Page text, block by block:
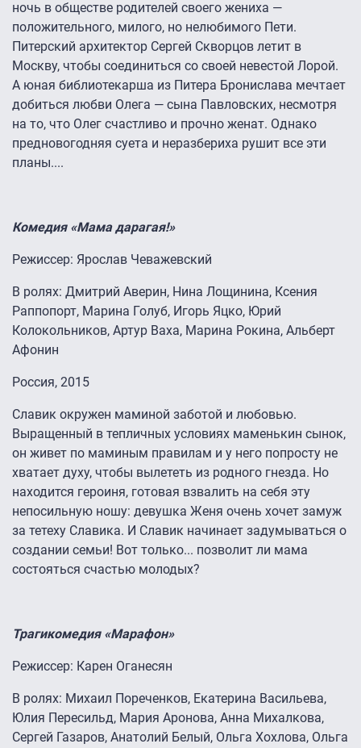
ночь в обществе родителей своего жениха —
положительного, милого, но нелюбимого Пети.
Питерский архитектор Сергей Скворцов летит в
Москву, чтобы соединиться со своей невестой Лорой.
А юная библиотекарша из Питера Бронислава мечтает
добиться любви Олега — сына Павловских, несмотря
на то, что Олег счастливо и прочно женат. Однако
предновогодняя суета и неразбериха рушит все эти
планы....
Комедия «Мама дарагая!»
Режиссер: Ярослав Чеважевский
В ролях: Дмитрий Аверин, Нина Лощинина, Ксения
Раппопорт, Марина Голуб, Игорь Яцко, Юрий
Колокольников, Артур Ваха, Марина Рокина, Альберт
Афонин
Россия, 2015
Славик окружен маминой заботой и любовью.
Выращенный в тепличных условиях маменькин сынок,
он живет по маминым правилам и у него попросту не
хватает духу, чтобы вылететь из родного гнезда. Но
находится героиня, готовая взвалить на себя эту
непосильную ношу: девушка Женя очень хочет замуж
за тетеху Славика. И Славик начинает задумываться о
создании семьи! Вот только... позволит ли мама
состояться счастью молодых?
Трагикомедия «Марафон»
Режиссер: Карен Оганесян
В ролях: Михаил Пореченков, Екатерина Васильева,
Юлия Пересильд, Мария Аронова, Анна Михалкова,
Сергей Газаров, Анатолий Белый, Ольга Хохлова, Ольга